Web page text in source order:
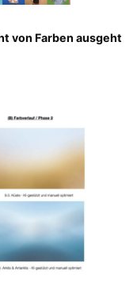
von Farben ausgeht